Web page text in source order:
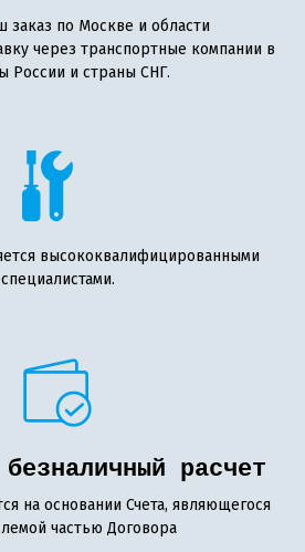
заказ по Москве и области
через транспортные компании в
России и страны СНГ.
высококвалифицированными
специалистами.
расчет
на основании Счета, являющегося
частью Договора